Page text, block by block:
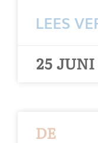
LEES
25 JUNI
DE